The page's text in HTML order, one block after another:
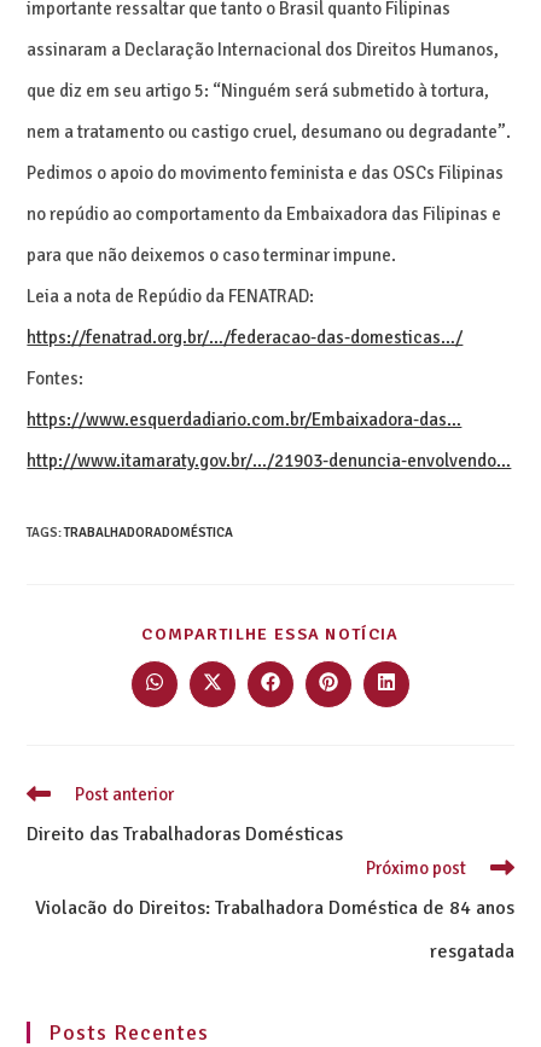
importante ressaltar que tanto o Brasil quanto Filipinas
assinaram a Declaração Internacional dos Direitos Humanos,
que diz em seu artigo 5: “Ninguém será submetido à tortura,
nem a tratamento ou castigo cruel, desumano ou degradante”.
Pedimos o apoio do movimento feminista e das OSCs Filipinas
no repúdio ao comportamento da Embaixadora das Filipinas e
para que não deixemos o caso terminar impune.
Leia a nota de Repúdio da FENATRAD:
https://fenatrad.org.br/…/federacao-das-domesticas…/
Fontes:
https://www.esquerdadiario.com.br/Embaixadora-das…
http://www.itamaraty.gov.br/…/21903-denuncia-envolvendo…
TAGS:TRABALHADORADOMÉSTICA
COMPARTILHE ESSA NOTÍCIA
Post anterior
Direito das Trabalhadoras Domésticas
Próximo post
Violacão do Direitos: Trabalhadora Doméstica de 84 anos
resgatada
Posts Recentes